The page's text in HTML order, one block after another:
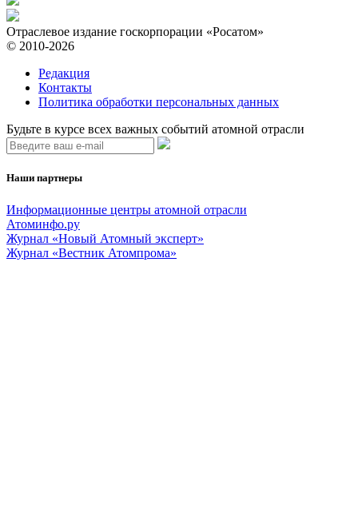
Отраслевое издание госкорпорации «Росатом»
© 2010-2026
Редакция
Контакты
Политика обработки персональных данных
Будьте в курсе всех важных событий атомной отрасли
Наши партнеры
Информационные центры атомной отрасли
Атоминфо.ру
Журнал «Новый Атомный эксперт»
Журнал «Вестник Атомпрома»